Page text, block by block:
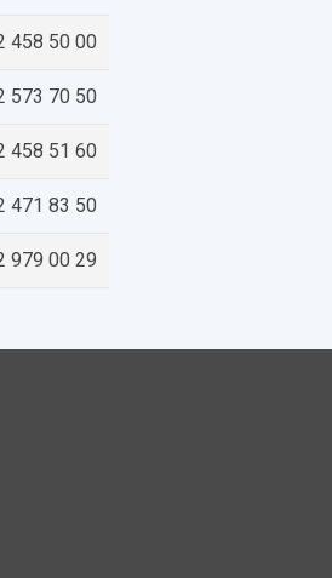
458 50 00
573 70 50
458 51 60
471 83 50
979 00 29